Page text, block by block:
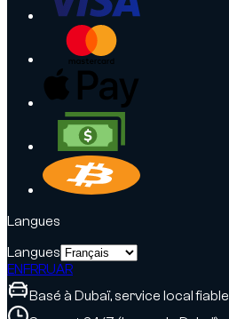
Langues
Langues
ENFRRUAR
Basé à Dubaï, service local fiable